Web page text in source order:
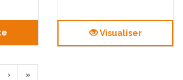
Visualiser
› »